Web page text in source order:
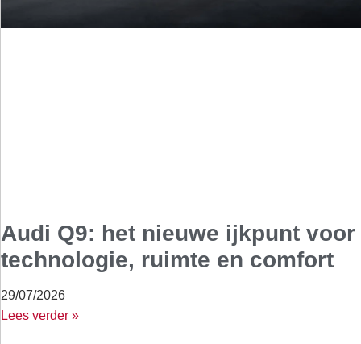
Audi Q9: het nieuwe ijkpunt voor
technologie, ruimte en comfort
29/07/2026
Lees verder »